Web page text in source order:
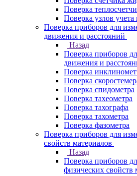
Поверка
Поверка узлов
Поверка приборов для
движения и расстояний
Назад
Поверка приборов
движения и
Поверка
Поверка
Поверка спидометра
Поверка тахеометра
Поверка тахографа
Поверка тахометра
Поверка фазометра
Поверка приборов для
свойств материалов
Назад
Поверка приборов
физических свойств